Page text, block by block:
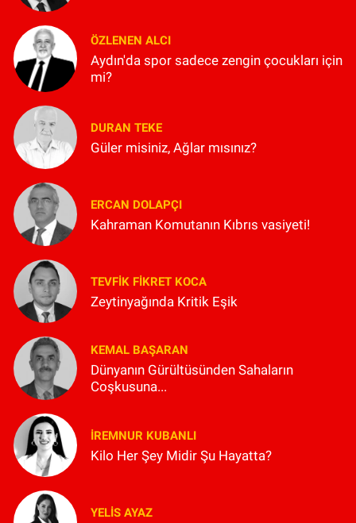
ÖZLENEN ALCI
Aydın'da spor sadece zengin çocukları için
mi?
DURAN TEKE
Güler misiniz, Ağlar mısınız?
ERCAN DOLAPÇI
Kahraman Komutanın Kıbrıs vasiyeti!
TEVFIK FIKRET KOCA
Zeytinyağında Kritik Eşik
KEMAL BAŞARAN
Dünyanın Gürültüsünden Sahaların
Coşkusuna...
İREMNUR KUBANLI
Kilo Her Şey Midir Şu Hayatta?
YELIS AYAZ